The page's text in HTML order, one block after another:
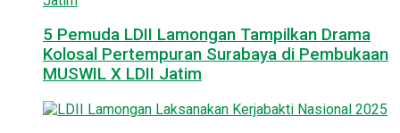
5 Pemuda LDII Lamongan Tampilkan Drama
Kolosal Pertempuran Surabaya di Pembukaan
MUSWIL X LDII Jatim